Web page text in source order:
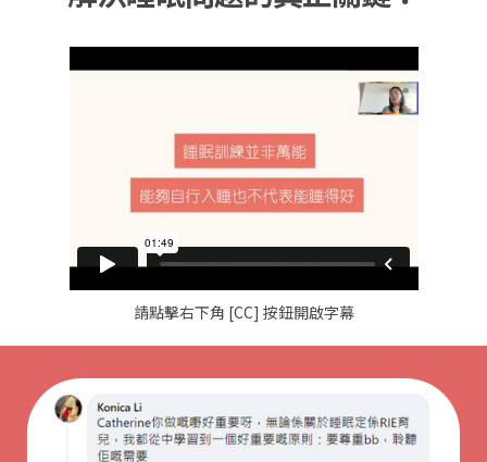
請點擊右下角 [CC] 按鈕開啟字幕
Previous Next